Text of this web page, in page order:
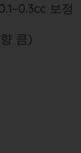
보정
큼)